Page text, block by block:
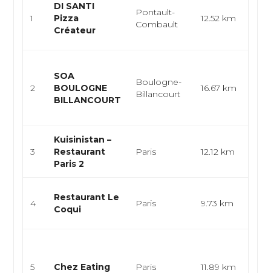
1
DI SANTI
Pizza
Créateur
Pontault-
Combault
12.52 km
2
SOA
BOULOGNE
BILLANCOURT
Boulogne-
Billancourt
16.67 km
3
Kuisinistan –
Restaurant
Paris 2
Paris 12.12 km
4
Restaurant Le
Coqui
Paris 9.73 km
5 Chez Eating Paris 11.89 km